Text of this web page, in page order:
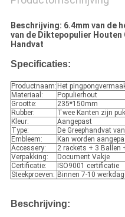
Beschrijving: 6.4mm van de
van de Diktepopulier Houten
Handvat
Specificaties:
Productnaam: Het
Materiaal:
Populierhout
Grootte:
235*150mm
Rubber:
Twee Kanten zijn
Kleur:
Aangepast
Type:
De Greephandvat
Embleem:
Kan worden
Accessery:
2 rackets + 3 Ballen
Verpakking:
Document Vakje
Certificatie:
ISO9001 certificatie
Steekproeven: Binnen 7-10
Beschrijving: